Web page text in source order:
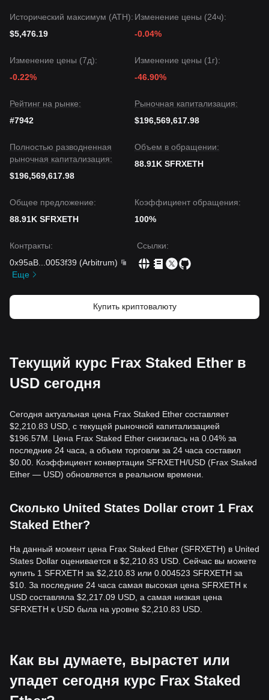
Исторический максимум (ATH):
$5,476.19
Изменение цены (24ч):
-0.04%
Изменение цены (7д):
-0.22%
Изменение цены (1г):
-46.90%
Рейтинг на рынке:
#7942
Рыночная капитализация:
$196,569,617.98
Полностью разводненная
рыночная капитализация:
$196,569,617.98
Объем в обращении:
88.91K SFRXETH
Общее предложение:
88.91K SFRXETH
Коэффициент обращения:
100%
Контракты:
0x95aB
0053f39 (Arbitrum)
Еще
Ссылки:
Купить криптовалюту
Текущий курс Frax Staked Ether в
USD сегодня
Сегодня актуальная цена Frax Staked Ether составляет
$2,210.83 USD, с текущей рыночной капитализацией
$196.57M. Цена Frax Staked Ether снизилась на 0.04% за
последние 24 часа, а объем торговли за 24 часа составил
$0.00. Коэффициент конвертации SFRXETH/USD (Frax Staked
Ether — USD) обновляется в реальном времени.
Сколько United States Dollar стоит 1 Frax
Staked Ether?
На данный момент цена Frax Staked Ether (SFRXETH) в United
States Dollar оценивается в $2,210.83 USD. Сейчас вы можете
купить 1 SFRXETH за $2,210.83 или 0.004523 SFRXETH за
$10. За последние 24 часа самая высокая цена SFRXETH к
USD составляла $2,217.09 USD, а самая низкая цена
SFRXETH к USD была на уровне $2,210.83 USD.
Как вы думаете, вырастет или
упадет сегодня курс Frax Staked